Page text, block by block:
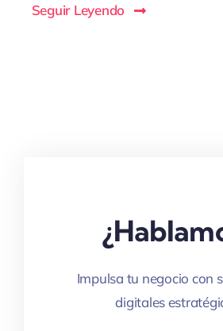
Seguir Leyendo
Impulsa tu negocio con
digitales